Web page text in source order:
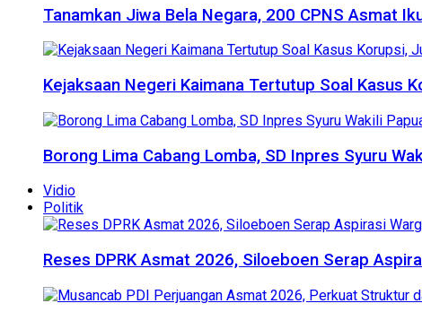
Tanamkan Jiwa Bela Negara, 200 CPNS Asmat
Kejaksaan Negeri Kaimana Tertutup Soal Kasus
Borong Lima Cabang Lomba, SD Inpres Syuru
Vidio
Politik
Reses DPRK Asmat 2026, Siloeboen Serap